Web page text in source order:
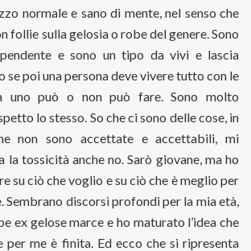
normale e sano di mente, nel senso che
follie sulla gelosia o robe del genere. Sono
e sono un tipo da vivi e lascia
poi una persona deve vivere tutto con le
uno può o non può fare. Sono molto
lo stesso. So che ci sono delle cose, in
non sono accettate e accettabili, mi
la tossicità anche no. Sarò giovane, ma ho
su ciò che voglio e su ciò che è meglio per
Sembrano discorsi profondi per la mia età,
ex gelose marce e ho maturato l’idea che
per me è finita. Ed ecco che si ripresenta